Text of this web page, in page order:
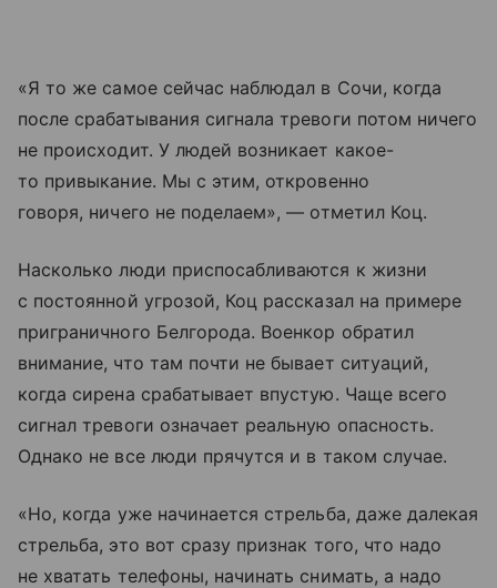
«Я то же самое сейчас наблюдал в Сочи, когда
после срабатывания сигнала тревоги потом ничего
не происходит. У людей возникает какое-
то привыкание. Мы с этим, откровенно
говоря, ничего не поделаем», — отметил Коц.
Насколько люди приспосабливаются к жизни
с постоянной угрозой, Коц рассказал на примере
приграничного Белгорода. Военкор обратил
внимание, что там почти не бывает ситуаций,
когда сирена срабатывает впустую. Чаще всего
сигнал тревоги означает реальную опасность.
Однако не все люди прячутся и в таком случае.
«Но, когда уже начинается стрельба, даже далекая
стрельба, это вот сразу признак того, что надо
не хватать телефоны, начинать снимать, а надо